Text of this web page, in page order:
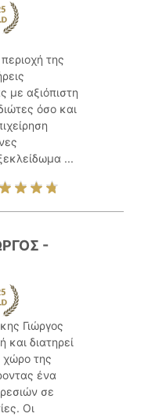
της
με αξιόπιστη
όσο και
...
-
Γιώργος
και διατηρεί
χώρο της
ένα
σε
Οι